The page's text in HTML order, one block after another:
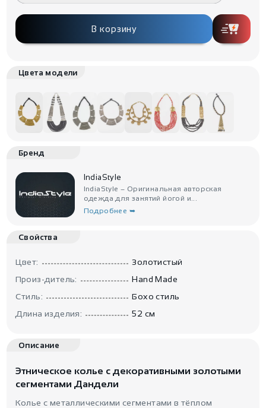
В корзину
Цвета модели
Бренд
IndiaStyle
IndiaStyle – Оригинальная авторская
одежда для занятий йогой и...
Подробнее ➥
Свойства
Цвет:
Золотистый
Произ-дитель:
Hand Made
Стиль:
Бохо стиль
Длина изделия:
52 см
Описание
Этническое колье с декоративными золотыми
сегментами Дандели
Колье с металлическими сегментами в тёплом